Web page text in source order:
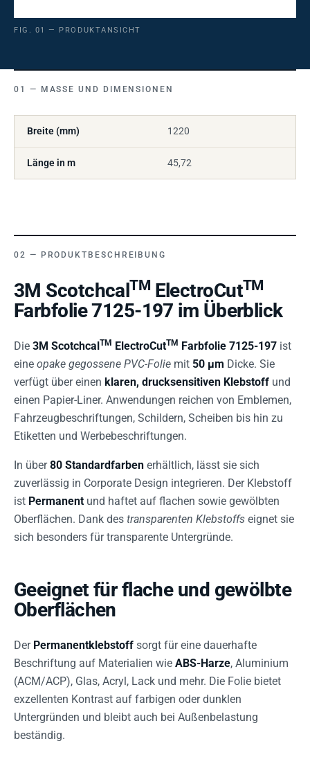
FIG. 01 — PRODUKTANSICHT
MASSE UND DIMENSIONEN
Breite (mm) 1220
Länge in m 45,72
PRODUKTBESCHREIBUNG
3M ScotchcalTM ElectroCutTM
Farbfolie 7125-197 im Überblick
Die 3M ScotchcalTM ElectroCutTM Farbfolie 7125-197 ist
eine opake gegossene PVC-Folie mit 50 µm Dicke. Sie
verfügt über einen klaren, drucksensitiven Klebstoff und
einen Papier-Liner. Anwendungen reichen von Emblemen,
Fahrzeugbeschriftungen, Schildern, Scheiben bis hin zu
Etiketten und Werbebeschriftungen.
In über80 Standardfarben erhältlich, lässt sie sich
zuverlässig in Corporate Design integrieren. Der Klebstoff
ist Permanent und haftet auf flachen sowie gewölbten
Oberflächen. Dank des transparenten Klebstoffs eignet sie
sich besonders für transparente Untergründe.
Geeignet für flache und gewölbte
Oberflächen
Der Permanentklebstoff sorgt für eine dauerhafte
Beschriftung auf Materialien wie ABS-Harze, Aluminium
(ACM/ACP), Glas, Acryl, Lack und mehr. Die Folie bietet
exzellenten Kontrast auf farbigen oder dunklen
Untergründen und bleibt auch bei Außenbelastung
beständig.